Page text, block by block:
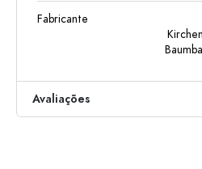
Fabricante
Avaliações